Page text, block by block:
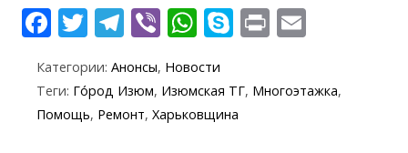
F
e
b
T
itt
er
T
e
gr
Vi
er
W
at
s
S
y
p
Pr
t ai
Категории: Анонсы, Новости
Теги: Го́род Изюм, Изюмская ТГ, Многоэтажка,
Помощь, Ремонт, Харьковщина